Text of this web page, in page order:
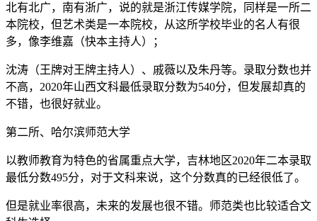
北有北广，南有浙广，说的就是浙江传媒学院，同样是一所二
本院校，但艺术类是一本院校，从这所学校毕业的名人有很
多，像李维嘉（快本主持人）；
沈涛（王牌对王牌主持人）、戚薇以及朱丹等。录取分数也并
不高，2020年山西文科最低录取分数为540分，但发展却真的
不错，也很好就业。
第二所、哈尔滨师范大学
以教师教育为特色的省属重点大学，吉林地区2020年二本录取
最低分数495分，对于文科来说，这个分数真的已经很低了。
但是就业率很高，未来的发展也很不错。师范类也比较适合文